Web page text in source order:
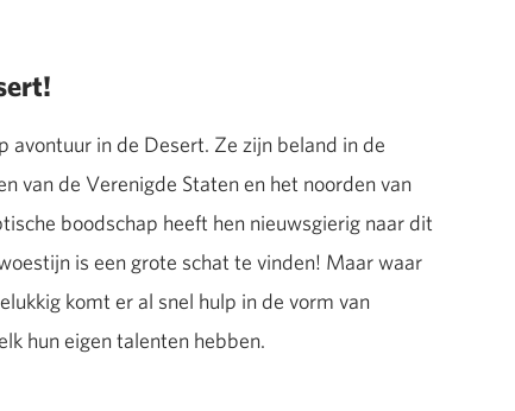
avontuur in de Desert. Ze zijn beland in de
van de Verenigde Staten en het noorden van
boodschap heeft hen nieuwsgierig naar dit
is een grote schat te vinden! Maar waar
komt er al snel hulp in de vorm van
hun eigen talenten hebben.